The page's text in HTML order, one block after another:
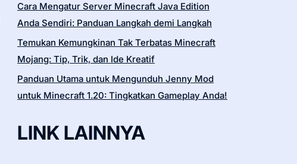
Cara Mengatur Server Minecraft Java Edition
Anda Sendiri: Panduan Langkah demi Langkah
Temukan Kemungkinan Tak Terbatas Minecraft
Mojang: Tip, Trik, dan Ide Kreatif
Panduan Utama untuk Mengunduh Jenny Mod
untuk Minecraft 1.20: Tingkatkan Gameplay Anda!
LINK LAINNYA